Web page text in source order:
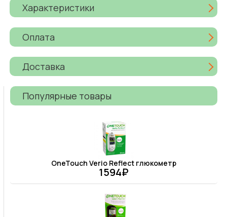
Характеристики
Оплата
Доставка
Популярные товары
OneTouch Verio Reflect глюкометр
1594₽